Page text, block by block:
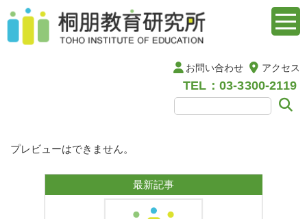
お問い合わせ アクセス
TEL：03-3300-2119
プレビューはできません。
最新記事